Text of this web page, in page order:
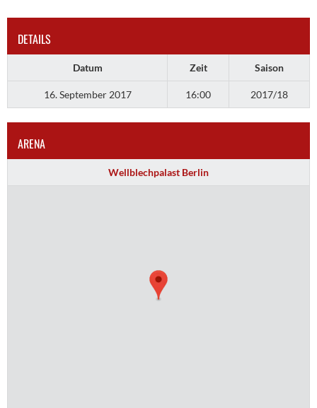
DETAILS
Datum Zeit Saison
16. September 2017 16:00 2017/18
ARENA
Wellblechpalast Berlin